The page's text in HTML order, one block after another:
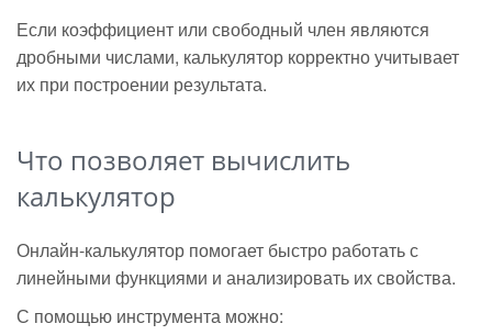
Если коэффициент или свободный член являются
дробными числами, калькулятор корректно учитывает
их при построении результата.
Что позволяет вычислить
калькулятор
Онлайн-калькулятор помогает быстро работать с
линейными функциями и анализировать их свойства.
С помощью инструмента можно: